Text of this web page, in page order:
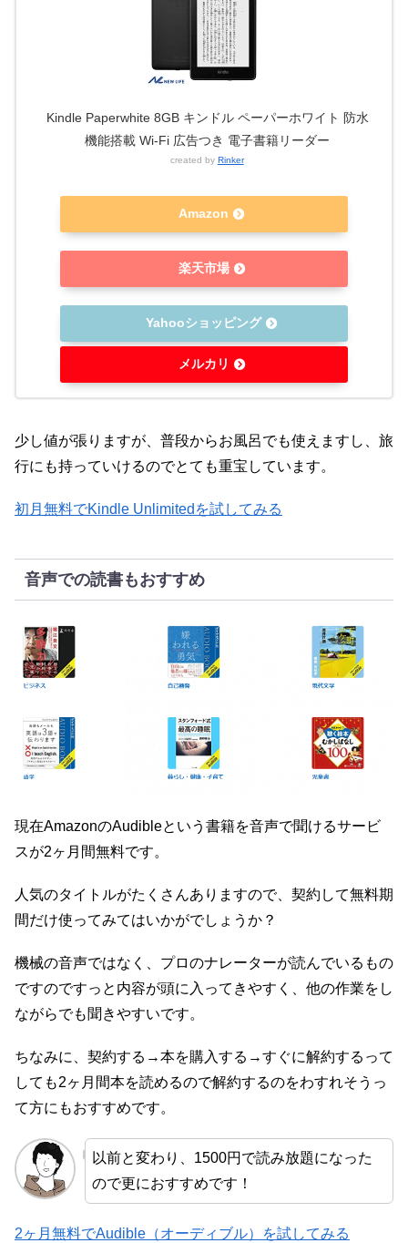
Kindle Paperwhite 8GB キンドル ペーパーホワイト 防水
機能搭載 Wi-Fi 広告つき 電子書籍リーダー
created by Rinker
Amazon
楽天市場
Yahooショッピング
メルカリ
少し値が張りますが、普段からお風呂でも使えますし、旅
行にも持っていけるのでとても重宝しています。
初月無料でKindle Unlimitedを試してみる
音声での読書もおすすめ
現在AmazonのAudibleという書籍を音声で聞けるサービ
スが2ヶ月間無料です。
人気のタイトルがたくさんありますので、契約して無料期
間だけ使ってみてはいかがでしょうか？
機械の音声ではなく、プロのナレーターが読んでいるもの
ですのですっと内容が頭に入ってきやすく、他の作業をし
ながらでも聞きやすいです。
ちなみに、契約する→本を購入する→すぐに解約するって
しても2ヶ月間本を読めるので解約するのをわすれそうっ
て方にもおすすめです。
以前と変わり、1500円で読み放題になった
ので更におすすめです！
2ヶ月無料でAudible（オーディブル）を試してみる